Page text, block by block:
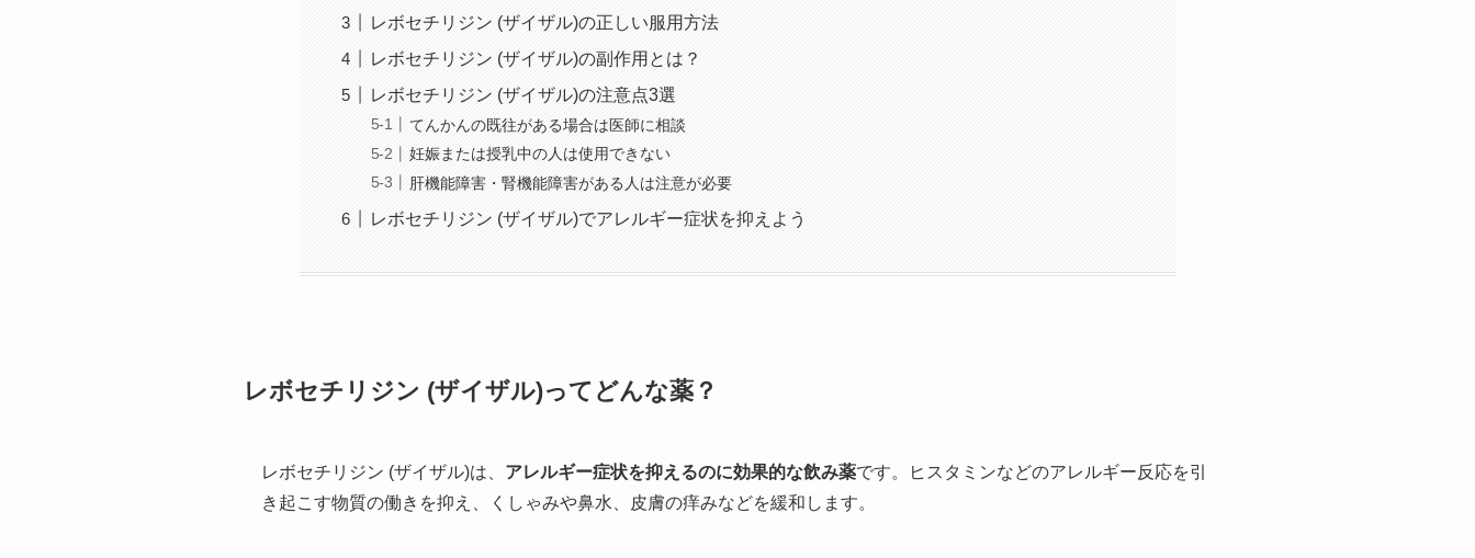
レボセチリジン (ザイザル)の正しい服用方法
レボセチリジン (ザイザル)の副作用とは？
レボセチリジン (ザイザル)の注意点3選
てんかんの既往がある場合は医師に相談
妊娠または授乳中の人は使用できない
肝機能障害・腎機能障害がある人は注意が必要
レボセチリジン (ザイザル)でアレルギー症状を抑えよう
レボセチリジン (ザイザル)ってどんな薬？
レボセチリジン (ザイザル)は、 アレルギー症状を抑えるのに効果的な飲み薬です。ヒスタミンなどのアレルギー反応を引
き起こす物質の働きを抑え、くしゃみや鼻水、皮膚の痒みなどを緩和します。